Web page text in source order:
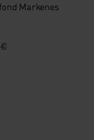
Markenes